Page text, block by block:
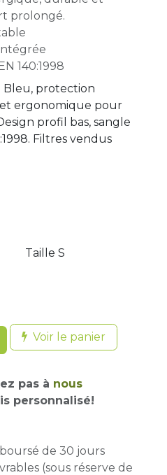
prolongé.
140:1998
Bleu, protection
ergonomique pour
profil bas, sangle
Filtres vendus
Taille S
Voir le panier
pas à nous
personnalisé!
de 30 jours
(sous réserve de